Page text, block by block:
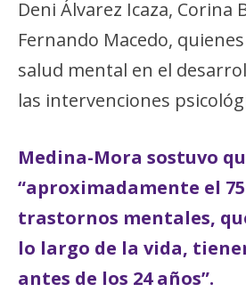
Deni Álvarez Icaza, Corina
Fernando Macedo,
salud mental en el
las intervenciones
Medina-Mora sostuvo
“aproximadamente el
trastornos mentales,
lo largo de la vida,
antes de los 24 años”.